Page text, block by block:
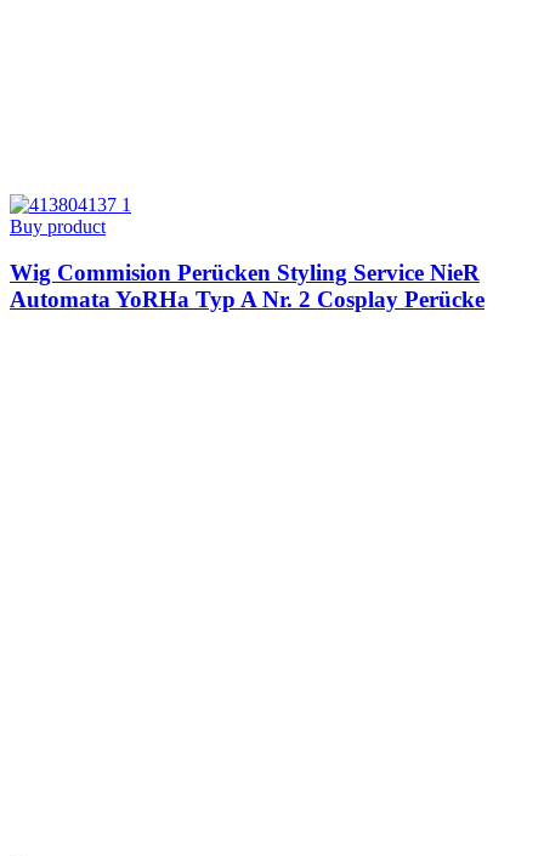
Buy product
Wig Commision Perücken Styling Service NieR
Automata YoRHa Typ A Nr. 2 Cosplay Perücke